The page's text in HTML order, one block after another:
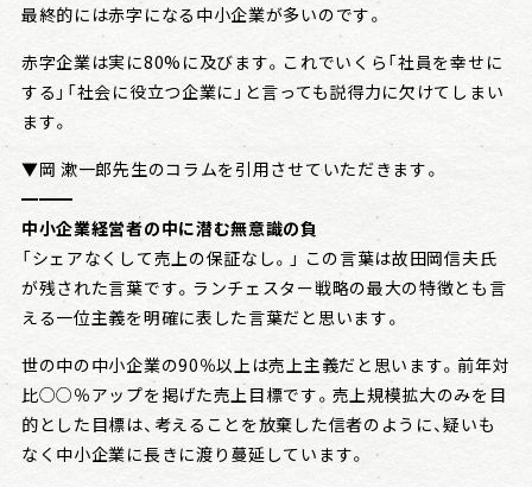
最終的には赤字になる中小企業が多いのです。
赤字企業は実に80%に及びます。これでいくら「社員を幸せに
する」「社会に役立つ企業に」と言っても説得力に欠けてしまい
ます。
▼岡 漱一郎先生のコラムを引用させていただきます。
━━━
中小企業経営者の中に潜む無意識の負
「シェアなくして売上の保証なし。」 この言葉は故田岡信夫氏
が残された言葉です。ランチェスター戦略の最大の特徴とも言
える一位主義を明確に表した言葉だと思います。
世の中の中小企業の90％以上は売上主義だと思います。前年対
比○○％アップを掲げた売上目標です。売上規模拡大のみを目
的とした目標は、考えることを放棄した信者のように、疑いも
なく中小企業に長きに渡り蔓延しています。